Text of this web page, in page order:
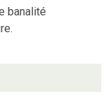
banalité